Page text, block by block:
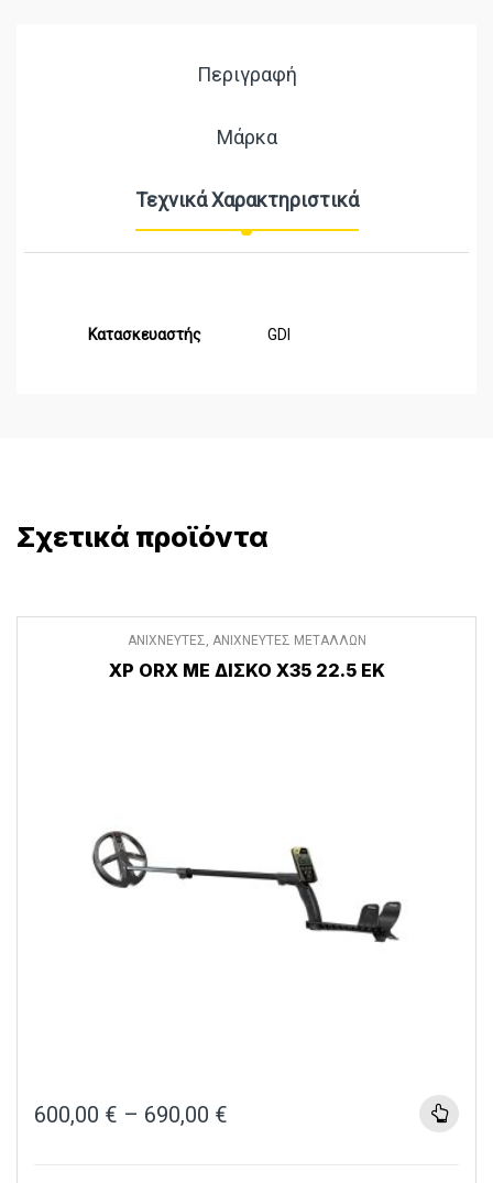
Περιγραφή
Μάρκα
Τεχνικά Χαρακτηριστικά
Κατασκευαστής GDI
Σχετικά προϊόντα
ΑΝΙΧΝΕΥΤΕΣ, ΑΝΙΧΝΕΥΤΕΣ ΜΕΤΑΛΛΩΝ
XP ORX ΜΕ ΔΊΣΚΟ X35 22.5 ΕΚ
600,00 € – 690,00 €